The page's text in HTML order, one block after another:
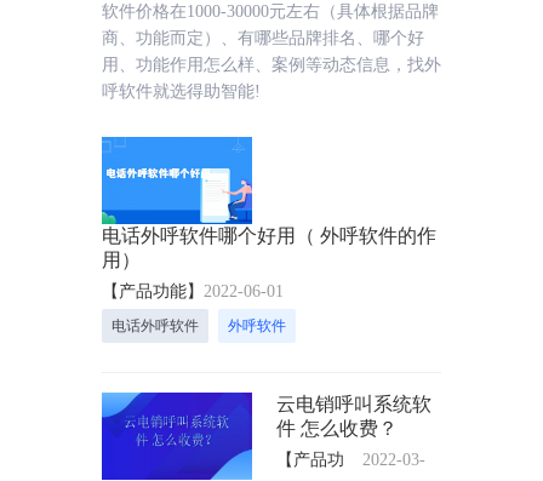
软件价格在1000-30000元左右（具体根据品牌
商、功能而定）、有哪些品牌排名、哪个好
用、功能作用怎么样、案例等动态信息，找外
呼软件就选得助智能!
电话外呼软件哪个好用（ 外呼软件的作
用）
【产品功能】 2022-06-01
电话外呼软件 外呼软件
云电销呼叫系统软
件 怎么收费？
【产品功
2022-03-